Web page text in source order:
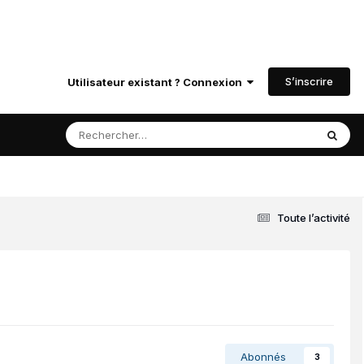
Utilisateur existant ? Connexion S’inscrire
Toute l’activité
Abonnés 3